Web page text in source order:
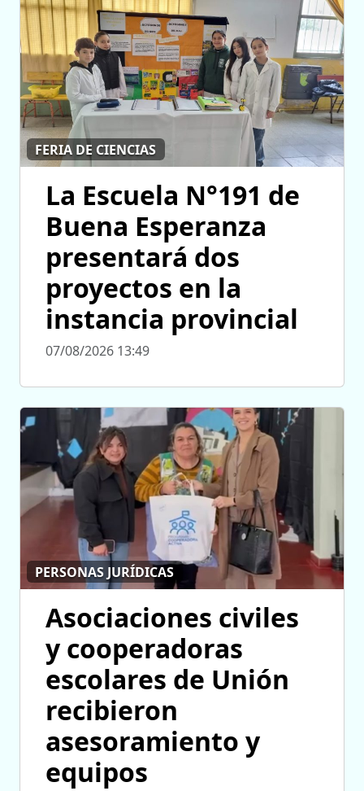
FERIA DE CIENCIAS
La Escuela N°191 de
Buena Esperanza
presentará dos
proyectos en la
instancia provincial
07/08/2026 13:49
PERSONAS JURÍDICAS
Asociaciones civiles
y cooperadoras
escolares de Unión
recibieron
asesoramiento y
equipos